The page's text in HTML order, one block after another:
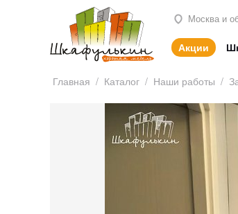
Москва и
Акции
Главная / Каталог / Наши работы /